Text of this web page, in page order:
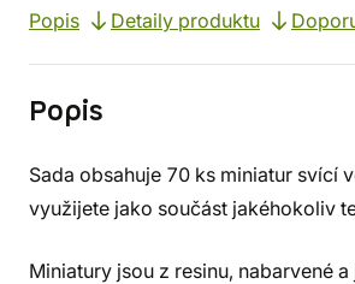
Popis Detaily produktu
Popis
Sada obsahuje 70 ks miniatur svící
využijete jako součást jakéhokoliv
Miniatury jsou z resinu, nabarvené